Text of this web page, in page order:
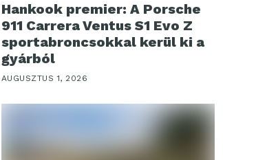
Hankook premier: A Porsche
911 Carrera Ventus S1 Evo Z
sportabroncsokkal kerül ki a
gyárból
AUGUSZTUS 1, 2026